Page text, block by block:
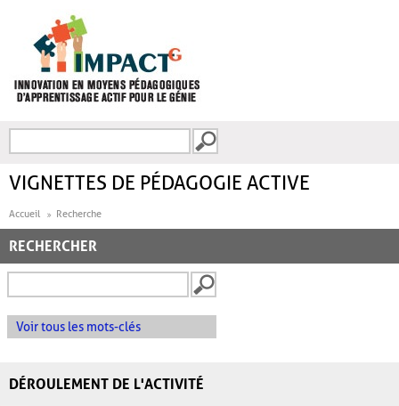
FORMULAIRE DE
VIGNETTES DE PÉDAGOGIE ACTIVE
Accueil Recherche
RECHERCHER
Voir tous les mots-clés
DÉROULEMENT DE L'ACTIVITÉ